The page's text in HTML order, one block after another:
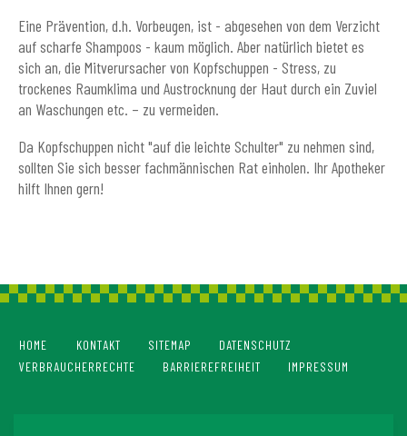
Eine Prävention, d.h. Vorbeugen, ist - abgesehen von dem Verzicht
auf scharfe Shampoos - kaum möglich. Aber natürlich bietet es
sich an, die Mitverursacher von Kopfschuppen - Stress, zu
trockenes Raumklima und Austrocknung der Haut durch ein Zuviel
an Waschungen etc. – zu vermeiden.
Da Kopfschuppen nicht "auf die leichte Schulter" zu nehmen sind,
sollten Sie sich besser fachmännischen Rat einholen. Ihr Apotheker
hilft Ihnen gern!
HOME KONTAKT SITEMAP
DATENSCHUTZ
VERBRAUCHERRECHTE
BARRIEREFREIHEIT IMPRESSUM